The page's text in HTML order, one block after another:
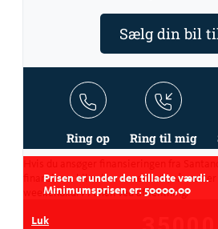
Sælg din bil
Ring op Ring til mig
Prisen er under den tilladte værdi.
Minimumsprisen er: 50000,00
Luk
Hvis du ansøger finansieringen fra
finansierer bilen hos os ved køb, så
weekendkurv i bilen ved afhentning.